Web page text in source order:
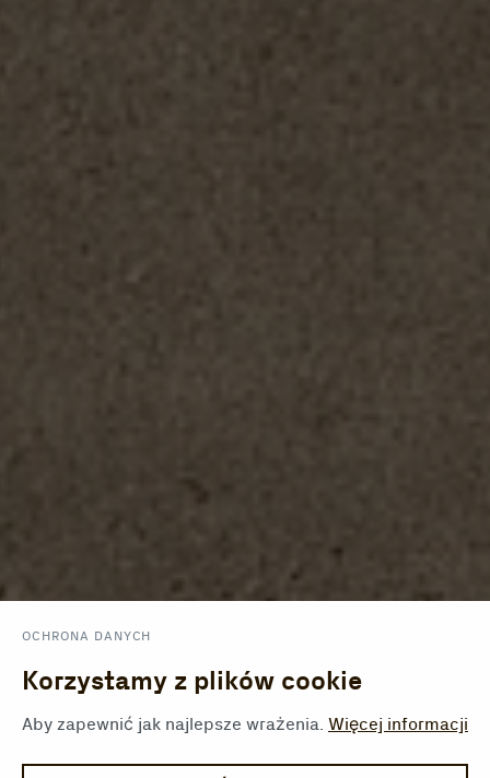
OCHRONA DANYCH
Korzystamy z plików cookie
Aby zapewnić jak najlepsze wrażenia. Więcej informacji